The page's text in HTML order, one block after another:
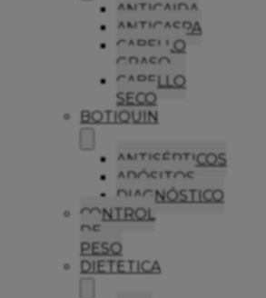
ANTICAIDA
ANTICASPA
CABELLO
GRASO
CABELLO
SECO
BOTIQUIN
ANTISÉPTICOS
APÓSITOS
DIAGNÓSTICO
CONTROL
DE
PESO
DIETETICA